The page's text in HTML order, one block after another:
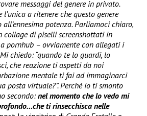
messaggi del genere in privato.
l’unica a ritenere che questo genere
all’ennesima potenza. Parliamoci chiaro,
collage di piselli screenshottati in
pornhub – ovviamente con allegati i
chiedo: “quando te lo guardi, lo
che reazione ti aspetti da noi
mentale ti fai ad immaginarci
posta virtuale?”. Perché io ti smonto
secondo:nel momento che lo vedo mi
ti rinsecchisca nelle